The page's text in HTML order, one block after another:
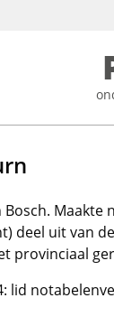
deel uit van
provinciaal
lid